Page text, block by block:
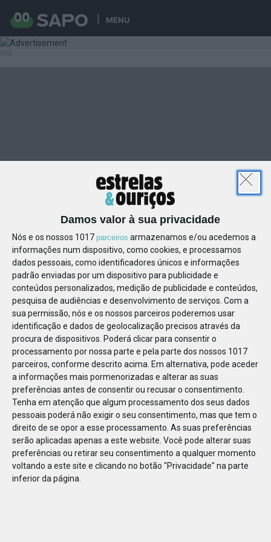
MENU
Damos valor à sua privacidade
Nós e os nossos 1017 parceiros armazenamos e/ou acedemos a
informações num dispositivo, como cookies, e processamos
dados pessoais, como identificadores únicos e informações
padrão enviadas por um dispositivo para publicidade e
conteúdos personalizados, medição de publicidade e conteúdos,
pesquisa de audiências e desenvolvimento de serviços. Com a
sua permissão, nós e os nossos parceiros poderemos usar
identificação e dados de geolocalização precisos através da
procura de dispositivos. Poderá clicar para consentir o
processamento por nossa parte e pela parte dos nossos 1017
parceiros, conforme descrito acima. Em alternativa, pode aceder
a informações mais pormenorizadas e alterar as suas
preferências antes de consentir ou recusar o consentimento.
Tenha em atenção que algum processamento dos seus dados
pessoais poderá não exigir o seu consentimento, mas que tem o
direito de se opor a esse processamento. As suas preferências
serão aplicadas apenas a este website. Você pode alterar suas
preferências ou retirar seu consentimento a qualquer momento
voltando a este site e clicando no botão "Privacidade" na parte
inferior da página.
1104321756772113